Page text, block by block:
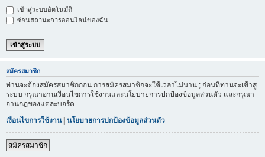
เข้าสู่ระบบอัตโนมัติ
ซ่อนสถานะการออนไลน์ของฉัน
สมัครสมาชิก
ท่านจะต้องสมัครสมาชิกก่อน การสมัครสมาชิกจะใช้เวลาไม่นาน ; ก่อนที่ท่านจะเข้าสู่
ระบบ กรุณาอ่านเงื่อนไขการใช้งานและนโยบายการปกป้องข้อมูลส่วนตัว และกรุณา
อ่านกฎของแต่ละบอร์ด
เงื่อนไขการใช้งาน| นโยบายการปกป้องข้อมูลส่วนตัว
สมัครสมาชิก